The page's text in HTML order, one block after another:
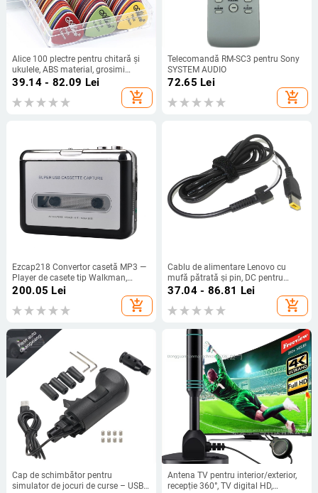
Alice 100 plectre pentru chitară și
ukulele, ABS material, grosimi
variate 0.58-1.5 mm
39.14 - 82.09 Lei
add_shopping_cart
Telecomandă RM-SC3 pentru Sony
SYSTEM AUDIO
72.65 Lei
add_shopping_cart
Ezcap218 Convertor casetă MP3 —
Player de casete tip Walkman,
carcasă din plastic cu mecanism
metalic, 258 g, procesare OEM și
personalizare
200.05 Lei
add_shopping_cart
Cablu de alimentare Lenovo cu
mufă pătrată și pin, DC pentru
laptop 90W/170W/230W
37.04 - 86.81 Lei
add_shopping_cart
Cap de schimbător pentru
simulator de jocuri de curse – USB,
Antena TV pentru interior/exterior,
recepție 360°, TV digital HD,